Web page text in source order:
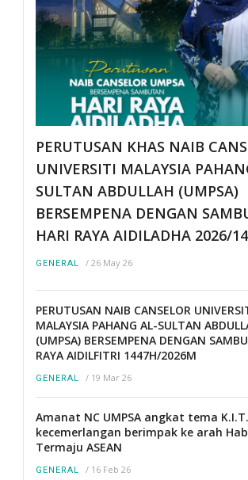
PERUTUSAN KHAS NAIB
UNIVERSITI MALAYSIA
SULTAN ABDULLAH (UMPSA)
BERSEMPENA DENGAN
HARI RAYA AIDILADHA 2026/
GENERAL / 26 May 26
PERUTUSAN NAIB CANSELOR
MALAYSIA PAHANG AL-SULTAN
(UMPSA) BERSEMPENA DENGAN
RAYA AIDILFITRI 1447H/2026M
GENERAL / 19 Mar 26
Amanat NC UMPSA angkat tema
kecemerlangan berimpak ke arah Hab
Termaju ASEAN
GENERAL / 16 Feb 26